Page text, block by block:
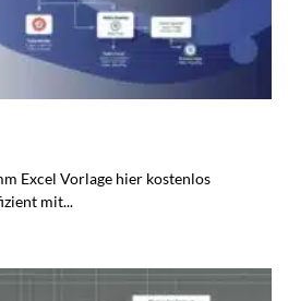
Excel Vorlage hier kostenlos
mit...